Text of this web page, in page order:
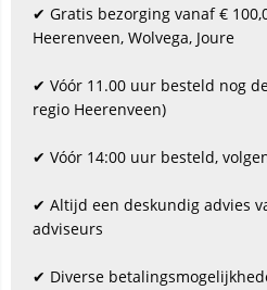
✔ Gratis bezorging vanaf €
Heerenveen, Wolvega, Joure
✔ Vóór 11.00 uur besteld nog
regio Heerenveen)
✔ Vóór 14:00 uur besteld,
✔ Altijd een deskundig advies
adviseurs
✔ Diverse